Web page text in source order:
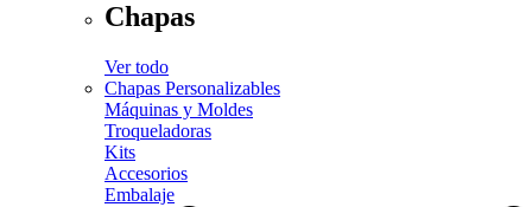
Chapas
Ver todo
Chapas Personalizables
Máquinas y Moldes
Troqueladoras
Kits
Accesorios
Embalaje